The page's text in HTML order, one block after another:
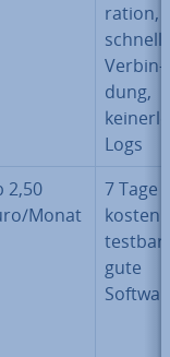
ra­ti­on,
Ver­bin­
dung,
Logs
2,50
Monat
7 Tage
testbar,
gute